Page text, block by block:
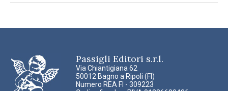
Passigli Editori s.r.l.
Via Chiantigiana 62
50012 Bagno a Ripoli (FI)
Numero REA FI - 309223